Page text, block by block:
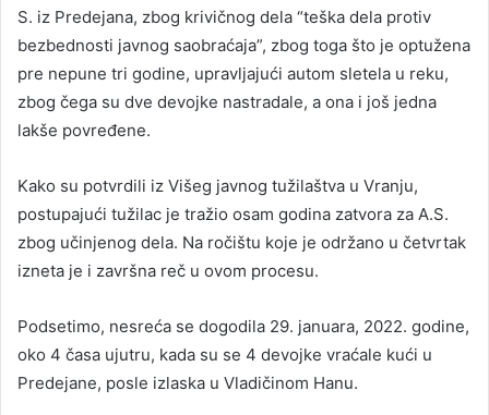
S. iz Predejana, zbog krivičnog dela “teška dela protiv
bezbednosti javnog saobraćaja”, zbog toga što je optužena
pre nepune tri godine, upravljajući autom sletela u reku,
zbog čega su dve devojke nastradale, a ona i još jedna
lakše povređene.
Kako su potvrdili iz Višeg javnog tužilaštva u Vranju,
postupajući tužilac je tražio osam godina zatvora za A.S.
zbog učinjenog dela. Na ročištu koje je održano u četvrtak
izneta je i završna reč u ovom procesu.
Podsetimo, nesreća se dogodila 29. januara, 2022. godine,
oko 4 časa ujutru, kada su se 4 devojke vraćale kući u
Predejane, posle izlaska u Vladičinom Hanu.